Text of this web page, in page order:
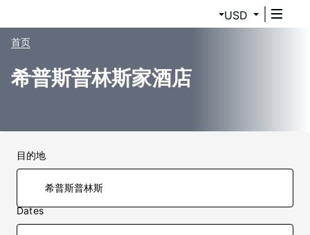
USD
首页
希普斯普林斯家酒店
目的地
Dates